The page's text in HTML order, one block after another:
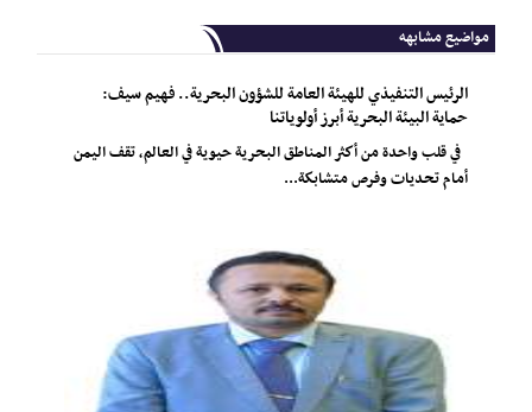
مواضيع مشابهه
الرئيس التنفيذي للهيئة العامة للشؤون البحرية.. فهيم سيف:
حماية البيئة البحرية أبرز أولوياتنا
في قلب واحدة من أكثر المناطق البحرية حيوية في العالم، تقف اليمن
أمام تحديات وفرص متشابكة...